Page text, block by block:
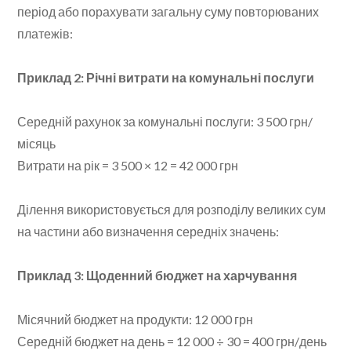
період або порахувати загальну суму повторюваних
платежів:
Приклад 2: Річні витрати на комунальні послуги
Середній рахунок за комунальні послуги: 3 500 грн/
місяць
Витрати на рік = 3 500 × 12 = 42 000 грн
Ділення використовується для розподілу великих сум
на частини або визначення середніх значень:
Приклад 3: Щоденний бюджет на харчування
Місячний бюджет на продукти: 12 000 грн
Середній бюджет на день = 12 000 ÷ 30 = 400 грн/день